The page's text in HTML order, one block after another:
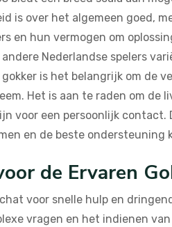
is over het algemeen goed,
en hun vermogen om
Nederlandse spelers
gokker is het belangrijk om
Het is aan te raden om
voor een persoonlijk contact.
en de beste ondersteuning
de Ervaren
voor snelle hulp en
vragen en het indienen